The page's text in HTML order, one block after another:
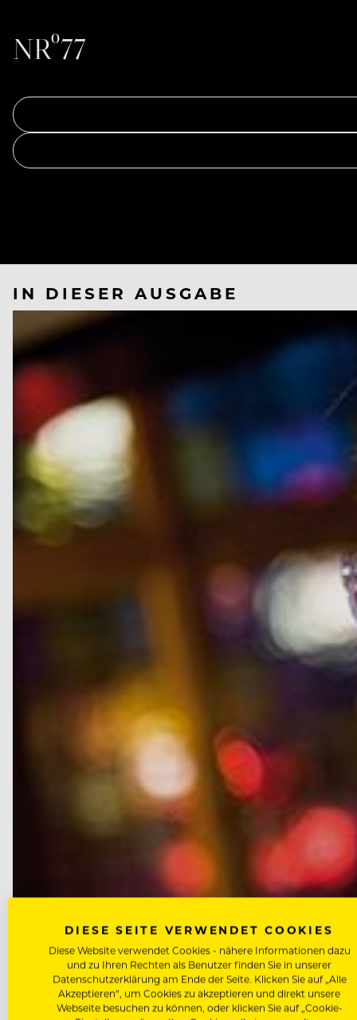
NRº77
IN DIESER AUSGABE
DIESE SEITE VERWENDET COOKIES
Diese Website verwendet Cookies - nähere Informationen dazu
und zu Ihren Rechten als Benutzer finden Sie in unserer
Datenschutzerklärung am Ende der Seite. Klicken Sie auf „Alle
Akzeptieren“, um Cookies zu akzeptieren und direkt unsere
Webseite besuchen zu können, oder klicken Sie auf „Cookie-